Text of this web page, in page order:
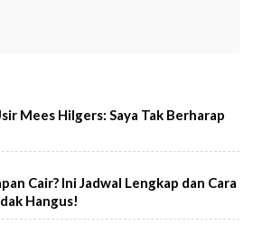
Mees Hilgers: Saya Tak Berharap
Cair? Ini Jadwal Lengkap dan Cara
Hangus!